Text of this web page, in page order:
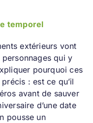
temporel
extérieurs vont
qui y
pourquoi ces
: est ce qu’il
avant de sauver
d’une date
pousse un